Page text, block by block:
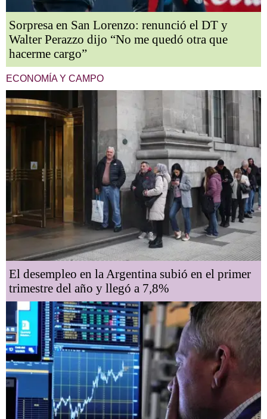
Sorpresa en San Lorenzo: renunció el DT y
Walter Perazzo dijo “No me quedó otra que
hacerme cargo”
ECONOMÍA Y CAMPO
El desempleo en la Argentina subió en el primer
trimestre del año y llegó a 7,8%